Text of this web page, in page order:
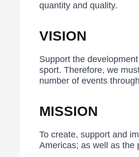
quantity and quality.
VISION
Support the
sport. Therefore, we
number of events
MISSION
To create, support and
Americas; as well as the